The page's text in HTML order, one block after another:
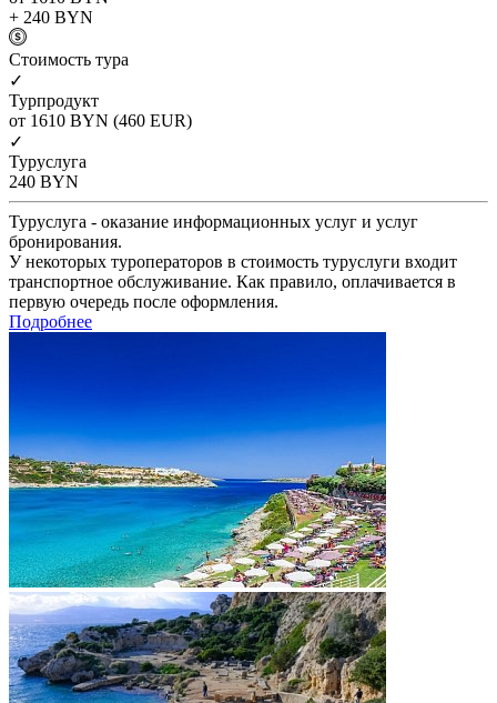
+ 240 BYN
Cтоимость тура
✓
Турпродукт
от 1610 BYN (460 EUR)
✓
Туруслуга
240 BYN
Туруслуга - оказание информационных услуг и услуг
бронирования.
У некоторых туроператоров в стоимость туруслуги входит
транспортное обслуживание. Как правило, оплачивается в
первую очередь после оформления.
Подробнее